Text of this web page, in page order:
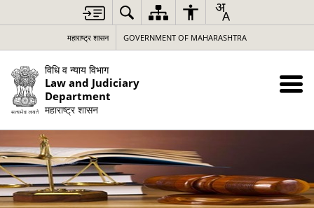
महाराष्ट्र शासन GOVERNMENT OF MAHARASHTRA
विधि व न्याय विभाग
Law and Judiciary
Department
महाराष्ट्र शासन